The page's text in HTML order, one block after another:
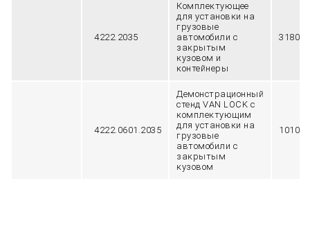
4222.2035
Комплектующее
для установки на
грузовые
автомобили с
закрытым
кузовом и
контейнеры
3180
4222.0601.2035
Демонстрационный
стенд VAN LOCK с
комплектующим
для установки на
грузовые
автомобили с
закрытым
кузовом
10100